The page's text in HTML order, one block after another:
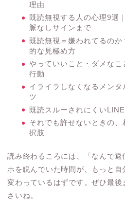
理由
既読無視する人の心理9選
脈なしサインまで
既読無視＝嫌われてるの
的な見極め方
やっていいこと・ダメな
行動
イライラしなくなるメン
ツ
既読スルーされにくい
それでも許せないときの
択肢
読み終わるころには、「なんで
ホを睨んでいた時間が、もっと自
変わっているはずです。ぜひ最
さいね。